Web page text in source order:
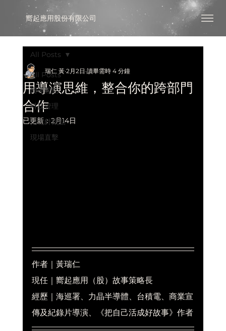
​嚮起應用股份有限公司
All Posts
嚮導觀點
科技管理
指北針觀點
現場直擊
All Posts
用導演思維，整合你的跨部門
合作
瑞仁 黃 2月2日 讀畢需時 4 分鐘
已更新：2月14日
作者｜黃瑞仁
現任｜嚮起應用（股）故事策略長
經歷｜海巡署、力晶半導體、台積電、商業宣
傳及紀錄片導演、《把自己活成好故事》作者